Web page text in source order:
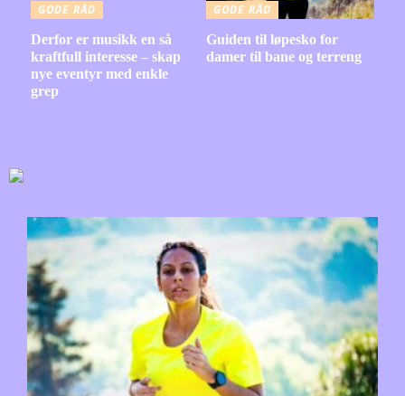
GODE RÅD
Derfor er musikk en så
kraftfull interesse – skap
nye eventyr med enkle
grep
GODE RÅD
Guiden til løpesko for
damer til bane og terreng